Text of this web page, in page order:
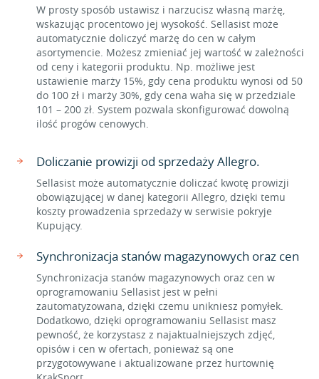
W prosty sposób ustawisz i narzucisz własną marżę,
wskazując procentowo jej wysokość. Sellasist może
automatycznie doliczyć marżę do cen w całym
asortymencie. Możesz zmieniać jej wartość w zależności
od ceny i kategorii produktu. Np. możliwe jest
ustawienie marży 15%, gdy cena produktu wynosi od 50
do 100 zł i marży 30%, gdy cena waha się w przedziale
101 – 200 zł. System pozwala skonfigurować dowolną
ilość progów cenowych.
Doliczanie prowizji od sprzedaży Allegro.
Sellasist może automatycznie doliczać kwotę prowizji
obowiązującej w danej kategorii Allegro, dzięki temu
koszty prowadzenia sprzedaży w serwisie pokryje
Kupujący.
Synchronizacja stanów magazynowych oraz cen
Synchronizacja stanów magazynowych oraz cen w
oprogramowaniu Sellasist jest w pełni
zautomatyzowana, dzięki czemu unikniesz pomyłek.
Dodatkowo, dzięki oprogramowaniu Sellasist masz
pewność, że korzystasz z najaktualniejszych zdjęć,
opisów i cen w ofertach, ponieważ są one
przygotowywane i aktualizowane przez hurtownię